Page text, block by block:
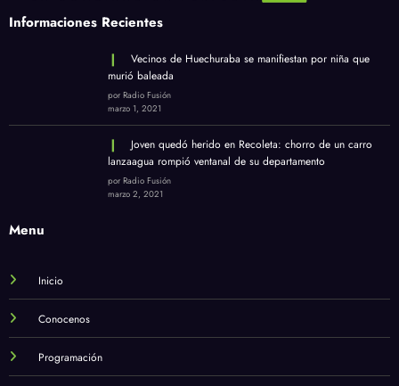
Informaciones Recientes
Vecinos de Huechuraba se manifiestan por niña que
murió baleada
por Radio Fusión
marzo 1, 2021
Joven quedó herido en Recoleta: chorro de un carro
lanzaagua rompió ventanal de su departamento
por Radio Fusión
marzo 2, 2021
Menu
Inicio
Conocenos
Programación